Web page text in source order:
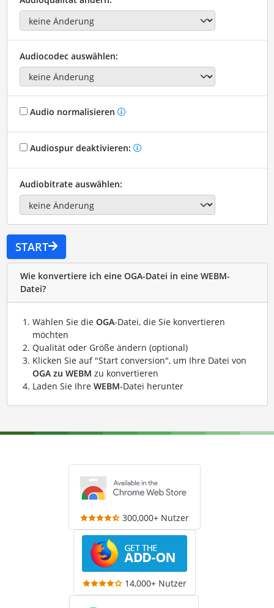
Audiocodec auswählen:
Audio normalisieren
Audiospur deaktivieren:
Audiobitrate auswählen:
START
Wie konvertiere ich eine OGA-Datei in eine WEBM-
Datei?
Wählen Sie die OGA-Datei, die Sie konvertieren
möchten
Qualität oder Größe ändern (optional)
Klicken Sie auf "Start conversion", um Ihre Datei von
OGA zu WEBM zu konvertieren
Laden Sie Ihre WEBM-Datei herunter
300,000+ Nutzer
14,000+ Nutzer